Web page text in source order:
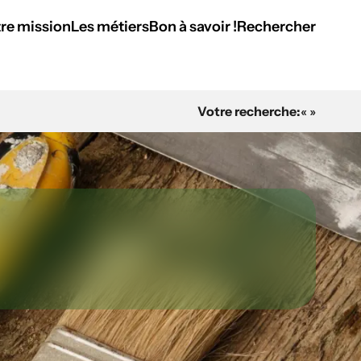
missionLes métiersBon à savoir !Rechercher
Votre recherche:« »